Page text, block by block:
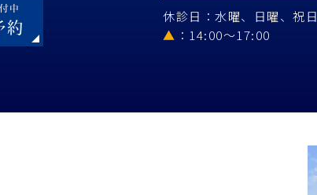
中
約
休診日：水曜、日曜、祝日
▲ ：14:00～17:00